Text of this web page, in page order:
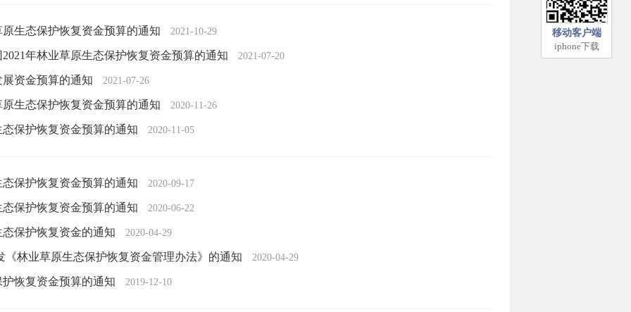
生态保护恢复资金预算的通知 2021-10-29
年林业草原生态保护恢复资金预算的通知 2021-07-20
资金预算的通知 2021-07-26
生态保护恢复资金预算的通知 2020-11-26
保护恢复资金预算的通知 2020-11-05
保护恢复资金预算的通知 2020-09-17
保护恢复资金预算的通知 2020-06-22
保护恢复资金的通知 2020-04-29
林业草原生态保护恢复资金管理办法》的通知 2020-04-29
恢复资金预算的通知 2019-12-10
移动客户端
iphone下载